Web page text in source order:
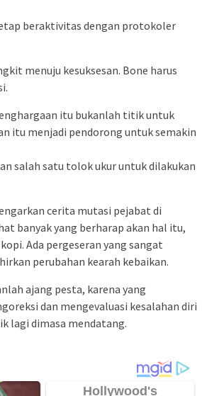
beraktivitas dengan protokoler
menuju kesuksesan. Bone harus
itu bukanlah titik untuk
itu menjadi pendorong untuk semakin
salah satu tolok ukur untuk dilakukan
cerita mutasi pejabat di
banyak yang berharap akan hal itu,
Ada pergeseran yang sangat
perubahan kearah kebaikan.
ajang pesta, karena yang
dan mengevaluasi kesalahan diri
lagi dimasa mendatang.